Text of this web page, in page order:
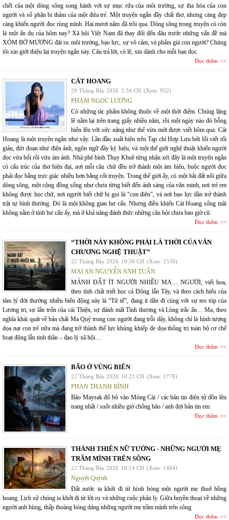
chết của một dòng sông song hành với sự mục rữa của môi trường, sự tha hóa của con
người và số phận bi thảm của một đứa trẻ. Một truyện ngắn đầy chất thơ, nhưng càng đẹp
càng khiến người đọc rùng mình. Hai mươi năm đã trôi qua. Dòng sông trong truyện có còn
là một ẩn dụ của hôm nay? Xã hội Việt Nam đã thay đổi đến đâu trước những vấn đề mà
XÓM BỜ MƯƠNG đặt ra: môi trường, bạo lực, sự vô cảm, và phẩm giá con người? Chúng
tôi xin giới thiệu lại truyện ngắn này. Câu trả lời, có lẽ, xin dành cho mỗi bạn đọc.
Đọc thêm
CÁT HOANG
29 Tháng Bảy 2026 3:34 CH (Xem: 952)
PHẠM NGỌC LƯƠNG
Có những tác phẩm không thuộc về một thời điểm. Chúng lặng
lẽ nằm lại trên trang giấy nhiều năm, rồi một ngày nào đó bỗng
hiện lên với sức nặng như thể vừa mới được viết hôm qua. Cát
Hoang là một truyện ngắn như vậy. Lần đầu xuất hiện trên Tạp chí Hợp Lưu bởi lối viết tối
giản, đứt đoạn như điện ảnh, ngôn ngữ đầy ký hiệu, và một thế giới nghệ thuật khiến người
đọc vừa bối rối vừa ám ảnh. Nhà phê bình Thụy Khuê từng nhận xét đây là một truyện ngắn
có cấu trúc của thơ hiện đại, nơi mỗi câu chữ đều trở thành một ám hiệu, buộc người đọc
phải đọc bằng trực giác nhiều hơn bằng cốt truyện. Trong thế giới ấy, có một bãi đất nổi giữa
dòng sông, một cộng đồng sống như chưa từng biết đến ánh sáng của văn minh, nơi trẻ em
không được học chữ, nơi người biết chữ bị gọi là "con điên", và nơi bạo lực dần trở thành
trật tự bình thường. Đó là một không gian hư cấu. Nhưng điều khiến Cát Hoang sống mãi
không nằm ở tính hư cấu ấy, mà ở khả năng đánh thức những câu hỏi chưa bao giờ cũ:
Đọc thêm
“THỜI NÀY KHÔNG PHẢI LÀ THỜI CỦA VĂN
CHƯƠNG NGHỆ THUẬT”
22 Tháng Bảy 2026 10:50 CH (Xem: 1539)
MAI AN NGUYỄN ANH TUẤN
MẢNH ĐẤT ÍT NGƯỜI NHIỀU MA… NGƯỜI, viết hoa,
theo tính chất triết học cả Đông lẫn Tây, và theo cách hiểu của
tâm lý đời thường nhiều biến động này là “Tử tế”, đang ít dần đi cùng với sự teo tóp của
Lương tri, sự lẩn trốn của cái Thiện, sự đánh mất Tình thương và Lòng trắc ẩn… Ma, theo
nghĩa khái quát về bản chất Ma Quỷ trong con người đang trỗi dậy, không chỉ là hình tượng
dọa nạt con trẻ nữa mà đang trở thành thế lực khủng khiếp đe dọa thống trị toàn bộ cơ chế
hoạt động lẫn tinh thần – đạo lý xã hội…
Đọc thêm
BÃO Ở VÙNG BIÊN
22 Tháng Bảy 2026 10:23 CH (Xem: 1778)
PHAN THANH BÌNH
Bão Maysak đổ bộ vào Móng Cái / các bản tin điện tử dồn lên
trang nhất / suốt nhiều giờ chống bão / anh đợi bản tin em
Đọc thêm
THÁNH THIÊN NỮ TƯỚNG - NHỮNG NGƯỜI MẸ
TRẦM MÌNH TRÊN SÔNG
22 Tháng Bảy 2026 10:14 CH (Xem: 1484)
Nguyệt Quỳnh
Đất nước ta khởi đi từ hình bóng một người mẹ thuở hồng
hoang. Lịch sử chúng ta khởi đi từ lời ru và những cuộc phân ly. Giữa huyền thoại về những
người anh hùng, thấp thoáng bóng dáng những người mẹ trầm mình trên sông.
Đọc thêm